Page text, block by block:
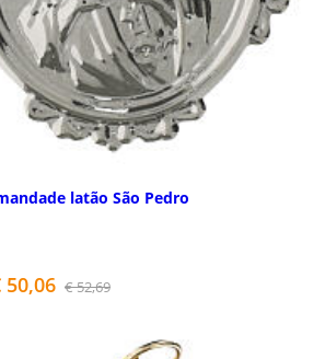
latão São Pedro
50,06 € 52,69